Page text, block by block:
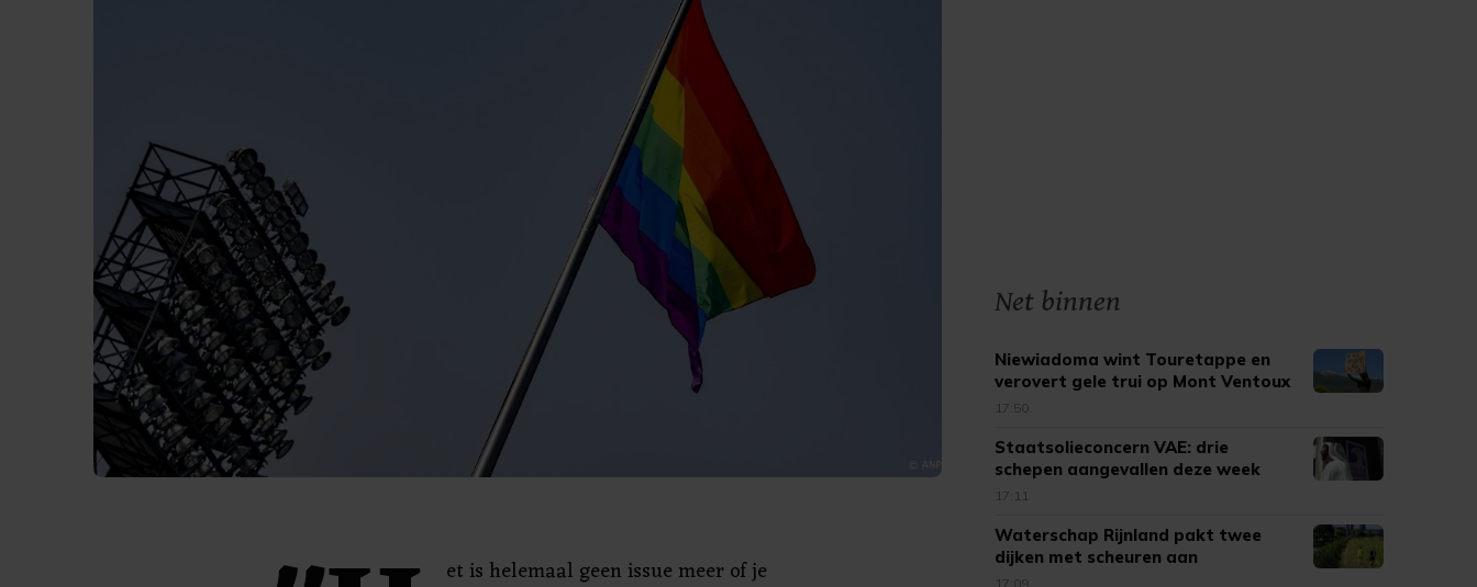
et is helemaal geen issue meer of je
Net binnen
Niewiadoma wint Touretappe en
verovert gele trui op Mont Ventoux
17:50
Staatsolieconcern VAE: drie
schepen aangevallen deze week
17:11
Waterschap Rijnland pakt twee
dijken met scheuren aan
17:09